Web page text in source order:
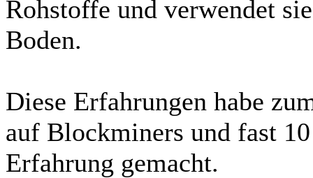
Rohstoffe und verwendet
Boden.
Diese Erfahrungen habe
auf Blockminers und fast
Erfahrung gemacht.